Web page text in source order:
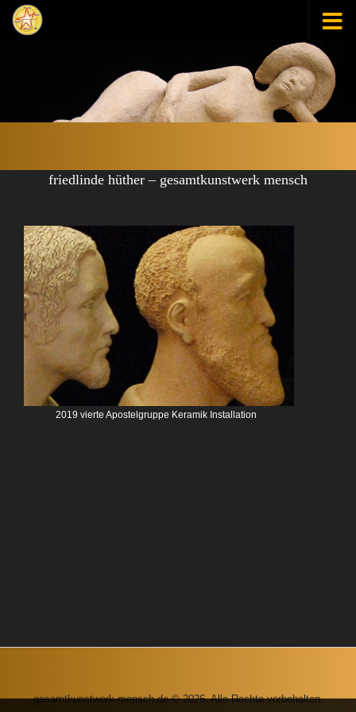
Zum Inhalt springen
friedlinde hüther – gesamtkunstwerk mensch
2019 vierte Apostelgruppe Keramik Installation
gesamtkunstwerk-mensch.de © 2026. Alle Rechte vorbehalten.